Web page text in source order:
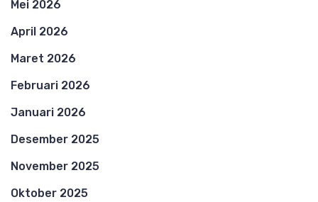
Mei 2026
April 2026
Maret 2026
Februari 2026
Januari 2026
Desember 2025
November 2025
Oktober 2025